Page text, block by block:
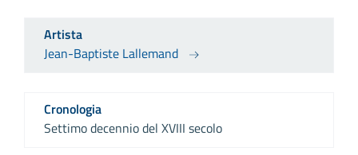
Artista
Jean-Baptiste Lallemand
Cronologia
Settimo decennio del XVIII secolo